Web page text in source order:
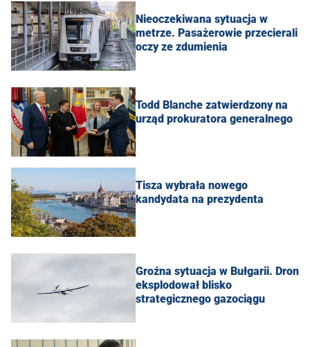
Nieoczekiwana sytuacja w
metrze. Pasażerowie przecierali
oczy ze zdumienia
Todd Blanche zatwierdzony na
urząd prokuratora generalnego
Tisza wybrała nowego
kandydata na prezydenta
Groźna sytuacja w Bułgarii. Dron
eksplodował blisko
strategicznego gazociągu